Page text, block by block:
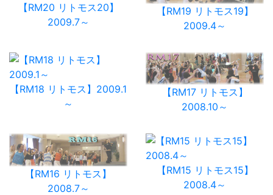
【RM20 リトモス20】
2009.7～
【RM19 リトモス19】
2009.4～
【RM18 リトモス】2009.1
～
【RM17 リトモス】
2008.10～
【RM16 リトモス】
2008.7～
【RM15 リトモス15】
2008.4～